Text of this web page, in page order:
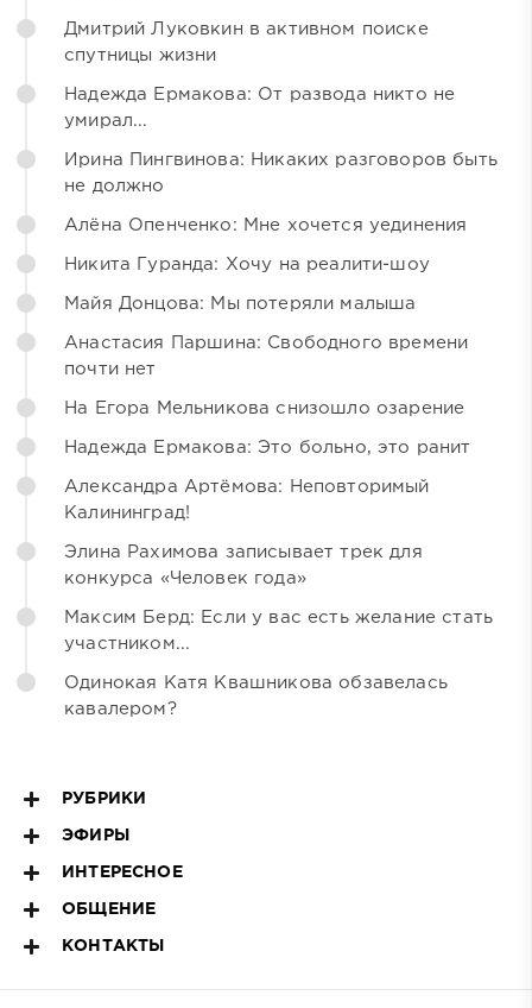
Дмитрий Луковкин в активном поиске
спутницы жизни
Надежда Ермакова: От развода никто не
умирал...
Ирина Пингвинова: Никаких разговоров быть
не должно
Алёна Опенченко: Мне хочется уединения
Никита Гуранда: Хочу на реалити-шоу
Майя Донцова: Мы потеряли малыша
Анастасия Паршина: Свободного времени
почти нет
На Егора Мельникова снизошло озарение
Надежда Ермакова: Это больно, это ранит
Александра Артёмова: Неповторимый
Калининград!
Элина Рахимова записывает трек для
конкурса «Человек года»
Максим Берд: Если у вас есть желание стать
участником...
Одинокая Катя Квашникова обзавелась
кавалером?
РУБРИКИ
ЭФИРЫ
ИНТЕРЕСНОЕ
ОБЩЕНИЕ
КОНТАКТЫ